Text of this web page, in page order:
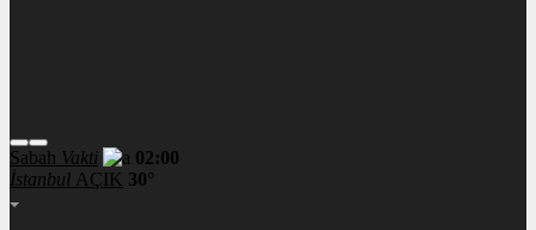
Sabah Vakti
02:00
İstanbul AÇIK 30°